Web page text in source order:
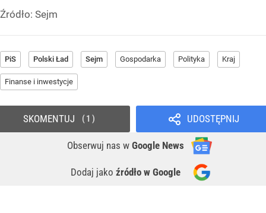
Źródło: Sejm
PiS Polski Ład Sejm Gospodarka Polityka Kraj
Finanse i inwestycje
UDOSTĘPNIJ
Obserwuj nas w Google News
Dodaj jako źródło w Google
SKOMENTUJ 1